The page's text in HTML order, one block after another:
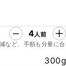
4人前
など、手順も分量に合
300g